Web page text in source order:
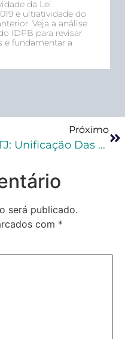
da Lei
e ultratividade do
Veja a análise
IDPB para revisar
e fundamentar a
Próximo
STJ: Unificação Das Penas De Detenção E Reclusão
será publicado.
com *